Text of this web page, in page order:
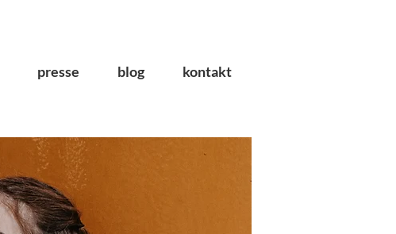
presse blog kontakt